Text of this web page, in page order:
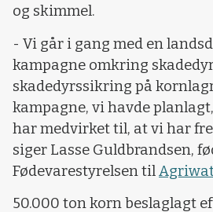
og skimmel.
- Vi går i gang med en
kampagne omkring
skadedyrssikring på
kampagne, vi havde
har medvirket til, at vi har
siger Lasse Guldbrandsen,
Fødevarestyrelsen til
50.000 ton korn beslaglagt